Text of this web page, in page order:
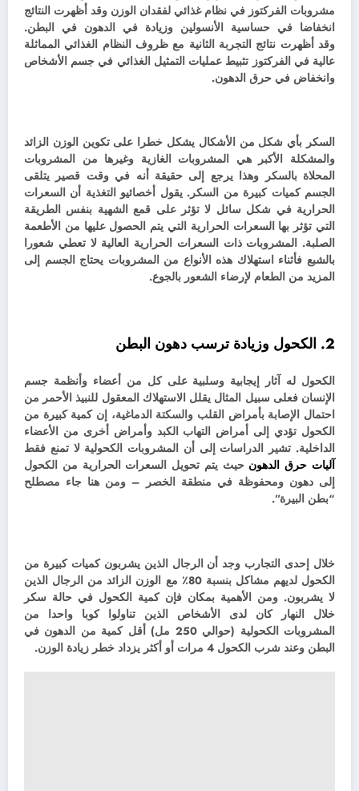
مشروبات الفركتوز في نظام غذائي لفقدان الوزن وقد أظهرت النتائج
انخفاضا في حساسية الأنسولين وزيادة في الدهون في البطن.
وقدأظهرت نتائج التجربة الثانية مع ظروف النظام الغذائي المماثلة
عالية في الفركتوز تثبيط عمليات التمثيل الغذائي في جسم الأشخاص
وانخفاض في حرق الدهون.
السكر بأي شكل من الأشكال يشكل خطرا على تكوين الوزن الزائد
والمشكلة الأكبر هي المشروبات الغازية وغيرها من المشروبات
المحلاة بالسكر وهذا يرجع إلى حقيقة أنه في وقت قصير يتلقى
الجسم كميات كبيرة من السكر.يقول أخصائيو التغذية أن السعرات
الحرارية في شكل سائل لا تؤثر على قمع الشهية بنفس الطريقة
التي تؤثر بها السعرات الحرارية التي يتم الحصول عليها من الأطعمة
الصلبة. المشروبات ذات السعرات الحرارية العالية لا تعطي شعورا
بالشبع فأثناء استهلاك هذه الأنواع من المشروبات يحتاج الجسم إلى
المزيد من الطعام لإرضاء الشعور بالجوع.
2. الكحول وزيادة ترسب دهون البطن
الكحول له آثار إيجابية وسلبية على كل من أعضاء وأنظمة جسم
الإنسان فعلى سبيل المثال يقلل الاستهلاك المعقول للنبيذ الأحمر من
احتمال الإصابة بأمراض القلب والسكتة الدماغية، إن كمية كبيرة من
الكحول تؤدي إلى أمراض التهاب الكبد وأمراض أخرى من الأعضاء
الداخلية. تشير الدراسات إلى أن المشروبات الكحولية لا تمنع فقط
آليات حرق الدهون حيث يتم تحويل السعرات الحرارية من الكحول
إلى دهون ومحفوظة في منطقة الخصر – ومن هنا جاء مصطلح
“بطن البيرة”.
خلال إحدى التجارب وجد أن الرجال الذين يشربون كميات كبيرة من
الكحول لديهم مشاكل بنسبة 80٪ مع الوزن الزائد من الرجال الذين
لا يشربون. ومن الأهمية بمكان فإن كمية الكحول في حالة سكر
خلال النهار كان لدى الأشخاص الذين تناولوا كوبا واحدا من
المشروبات الكحولية (حوالي 250 مل) أقل كمية من الدهون في
البطن وعند شرب الكحول 4 مرات أو أكثر يزداد خطر زيادة الوزن.